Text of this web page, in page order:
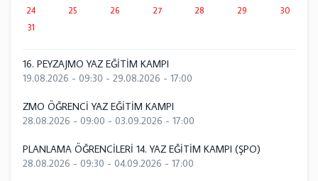
24
25 26 27 28 29
30
31
16. PEYZAJMO YAZ EĞİTİM KAMPI
19.08.2026 - 09:30 - 29.08.2026 - 17:00
ZMO ÖĞRENCİ YAZ EĞİTİM KAMPI
28.08.2026 - 09:00 - 03.09.2026 - 17:00
PLANLAMA ÖĞRENCİLERİ 14. YAZ EĞİTİM KAMPI (ŞPO)
28.08.2026 - 09:30 - 04.09.2026 - 17:00